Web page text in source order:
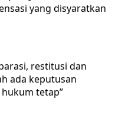
yang disyaratkan
restitusi dan
ada keputusan
tetap”